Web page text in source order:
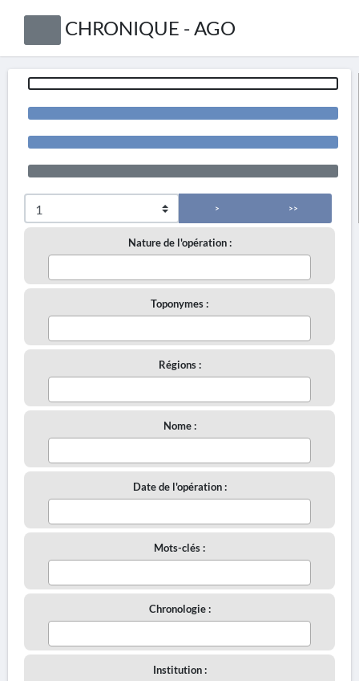
CHRONIQUE - AGO
> >>
Nature de l'opération :
Toponymes :
Régions :
Nome :
Date de l'opération :
Mots-clés :
Chronologie :
Institution :